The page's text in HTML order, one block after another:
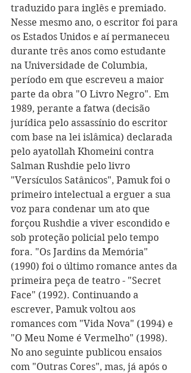
traduzido para inglês e premiado.
Nesse mesmo ano, o escritor foi para
os Estados Unidos e aí permaneceu
durante três anos como estudante
na Universidade de Columbia,
período em que escreveu a maior
parte da obra "O Livro Negro". Em
1989, perante a fatwa (decisão
jurídica pelo assassínio do escritor
com base na lei islâmica) declarada
pelo ayatollah Khomeini contra
Salman Rushdie pelo livro
"Versículos Satânicos", Pamuk foi o
primeiro intelectual a erguer a sua
voz para condenar um ato que
forçou Rushdie a viver escondido e
sob proteção policial pelo tempo
fora. "Os Jardins da Memória"
(1990) foi o último romance antes da
primeira peça de teatro - "Secret
Face" (1992). Continuando a
escrever, Pamuk voltou aos
romances com "Vida Nova" (1994) e
"O Meu Nome é Vermelho" (1998).
No ano seguinte publicou ensaios
com "Outras Cores", mas, já após o